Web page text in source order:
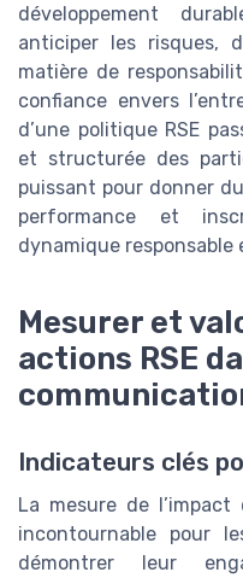
développement
anticiper les risques,
matière de
confiance envers
d’une politique RSE
et structurée des
puissant pour donner
performance et
dynamique responsable
Mesurer et
actions RSE
Indicateurs clés
La mesure de
incontournable pour
démontrer leur